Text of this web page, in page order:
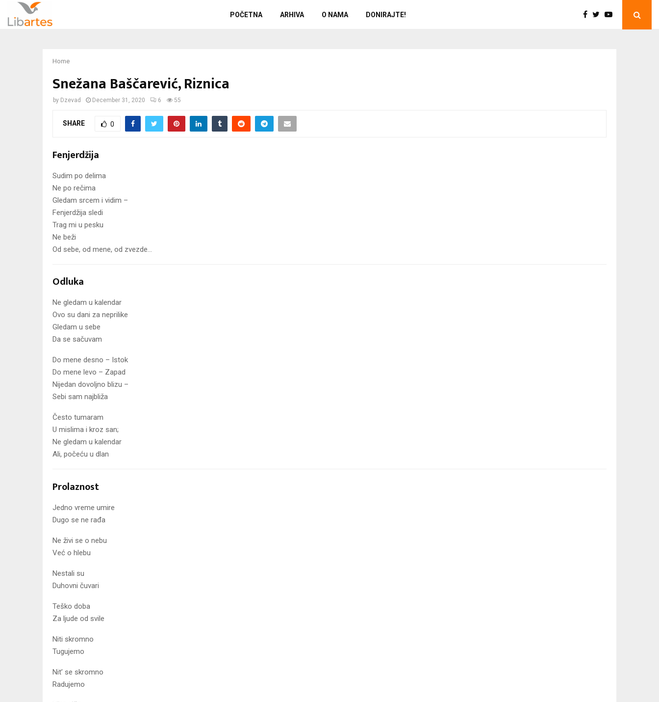
POČETNA ARHIVA O NAMA DONIRAJTE!
Home
Snežana Baščarević, Riznica
by Dzevad December 31, 2020 6 55
SHARE 0
Fenjerdžija
Sudim po delima
Ne po rečima
Gledam srcem i vidim –
Fenjerdžija sledi
Trag mi u pesku
Ne beži
Od sebe, od mene, od zvezde…
Odluka
Ne gledam u kalendar
Ovo su dani za neprilike
Gledam u sebe
Da se sačuvam
Do mene desno – Istok
Do mene levo – Zapad
Nijedan dovoljno blizu –
Sebi sam najbliža
Često tumaram
U mislima i kroz san;
Ne gledam u kalendar
Ali, počeću u dlan
Prolaznost
Jedno vreme umire
Dugo se ne rađa
Ne živi se o nebu
Već o hlebu
Nestali su
Duhovni čuvari
Teško doba
Za ljude od svile
Niti skromno
Tugujemo
Nit’ se skromno
Radujemo